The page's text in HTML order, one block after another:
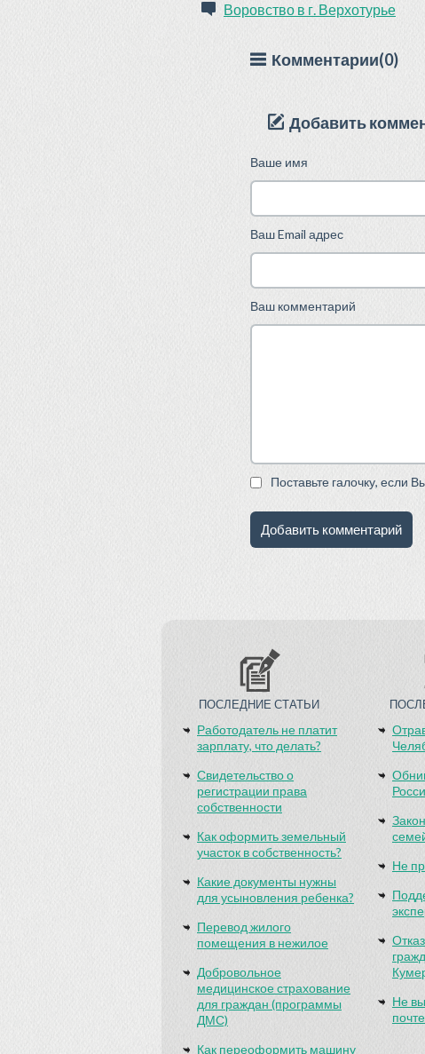
Воровство в г. Верхотурье
Комментарии(0)
Добавить
Ваше имя
Ваш Email адрес
Ваш комментарий
Поставьте галочку, если
ПОСЛЕДНИЕ СТАТЬИ
Работодатель не платит
зарплату, что делать?
Свидетельство о
регистрации права
собственности
Как оформить земельный
участок в собственность?
Какие документы нужны
для усыновления ребенка?
Перевод жилого
помещения в нежилое
Добровольное
медицинское страхование
для граждан (программы
ДМС)
Как переоформить машину
Не
Не